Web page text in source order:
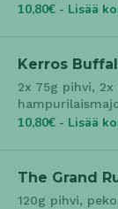
10,80€ - Lisää
Kerros
2x 75g pihvi,
10,80€ - Lisää
The Grand
120g pihvi,